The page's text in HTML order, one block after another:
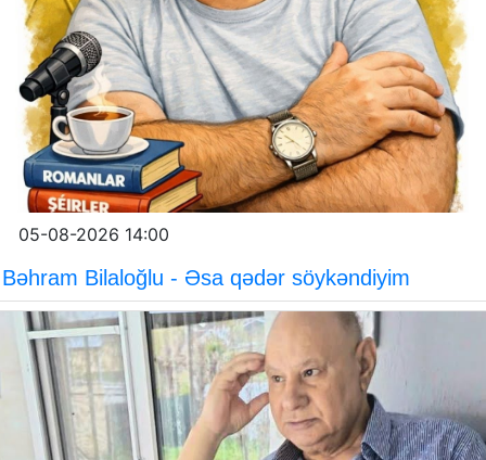
05-08-2026 14:00
Bəhram Bilaloğlu - Əsa qədər söykəndiyim